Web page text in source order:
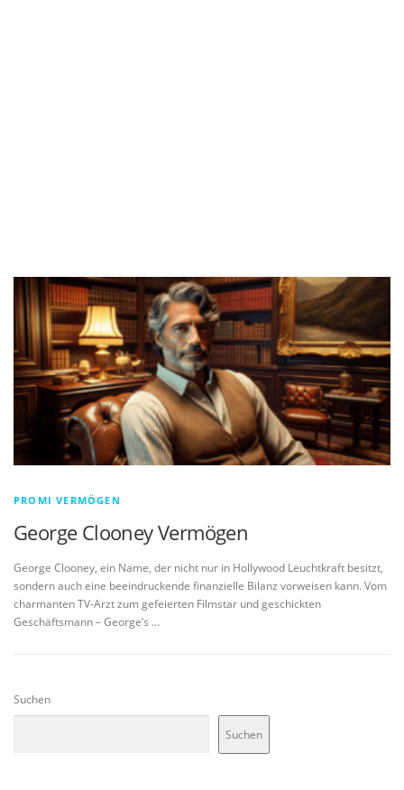
PROMI VERMÖGEN
George Clooney Vermögen
George Clooney, ein Name, der nicht nur in Hollywood Leuchtkraft besitzt,
sondern auch eine beeindruckende finanzielle Bilanz vorweisen kann. Vom
charmanten TV-Arzt zum gefeierten Filmstar und geschickten
Geschäftsmann – George’s …
Suchen
Suchen